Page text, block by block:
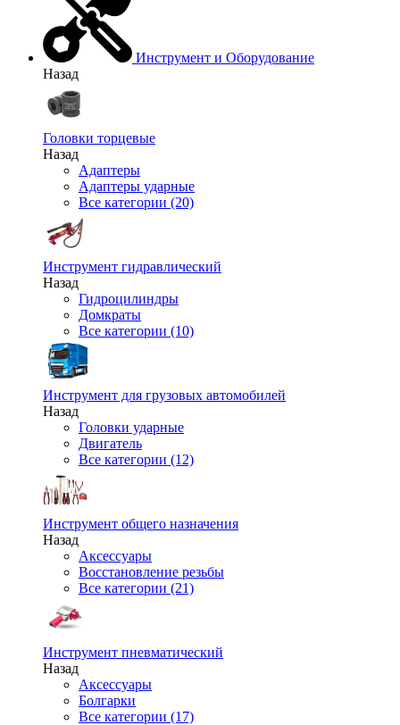
Инструмент и Оборудование
Назад
Головки торцевые
Назад
Адаптеры
Адаптеры ударные
Все категории (20)
Инструмент гидравлический
Назад
Гидроцилиндры
Домкраты
Все категории (10)
Инструмент для грузовых автомобилей
Назад
Головки ударные
Двигатель
Все категории (12)
Инструмент общего назначения
Назад
Аксессуары
Восстановление резьбы
Все категории (21)
Инструмент пневматический
Назад
Аксессуары
Болгарки
Все категории (17)